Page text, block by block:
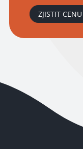
ZJISTIT CENU